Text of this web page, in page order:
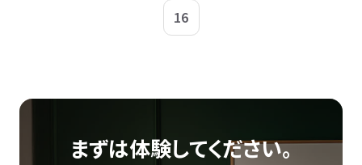
16
まずは体験してください。